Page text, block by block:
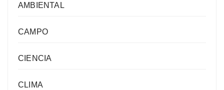
AMBIENTAL
CAMPO
CIENCIA
CLIMA